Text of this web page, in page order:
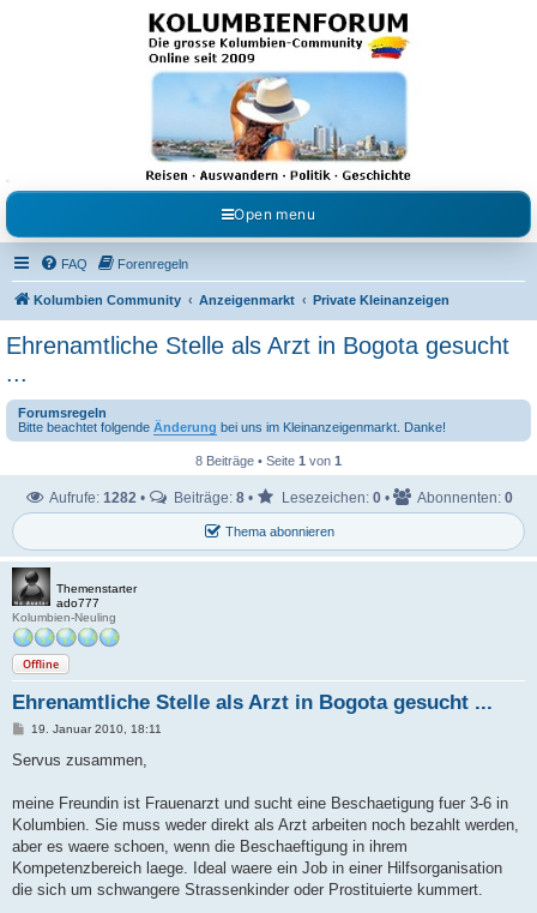
Kolumbienforum - Das
grosse Forum der
Freunde Kolumbiens
Reisen, Auswandern, Kultur, Politik, Geschichte und Visum in Kolumbien und Venezuela.
Austausch, Erfahrungen und Gemeinschaft im Kolumbienforum
Open menu
FAQ Forenregeln
Kolumbien Community Anzeigenmarkt Private Kleinanzeigen
Ehrenamtliche Stelle als Arzt in Bogota gesucht
...
Forumsregeln
Bitte beachtet folgende Änderung bei uns im Kleinanzeigenmarkt. Danke!
8 Beiträge • Seite 1 von 1
Thema abonnieren
Aufrufe: 1282 • Beiträge: 8• Lesezeichen: 0• Abonnenten: 0
Themenstarter
ado777
Kolumbien-Neuling
Offline
Ehrenamtliche Stelle als Arzt in Bogota gesucht ...
B
i
a
19. Januar 2010, 18:11
Servus zusammen,
meine Freundin ist Frauenarzt und sucht eine Beschaetigung fuer 3-6 in
Kolumbien. Sie muss weder direkt als Arzt arbeiten noch bezahlt werden,
aber es waere schoen, wenn die Beschaeftigung in ihrem
Kompetenzbereich laege. Ideal waere ein Job in einer Hilfsorganisation
die sich um schwangere Strassenkinder oder Prostituierte kummert.